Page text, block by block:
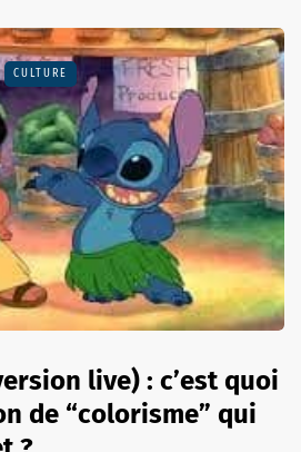
CULTURE
live) : c’est quoi
de “colorisme” qui